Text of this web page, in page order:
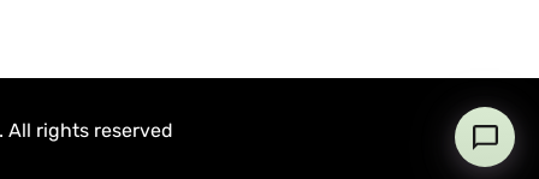
rights reserved